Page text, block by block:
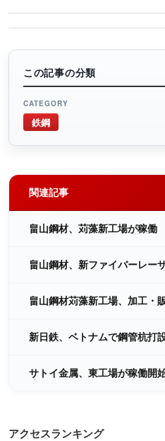
この記事の分類
CATEGORY
鉄鋼
関連記事
畠山鋼材、苅藻新工場が稼働
畠山鋼材、新ファイバーレー
畠山鋼材苅藻新工場、加工・
新日鉄、ベトナムで鋼管杭打
サトイ金属、東工場が稼働開
アクセスランキング